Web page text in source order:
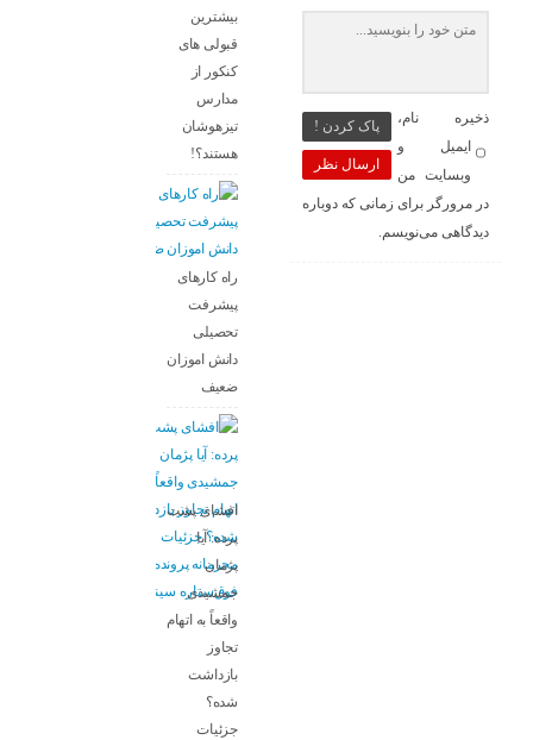
ارسال نظر
پاک کردن !
ذخیره نام،
ایمیل و
وبسایت من
در مرورگر برای زمانی که دوباره
دیدگاهی می‌نویسم.
بیشترین
قبولی های
کنکور از
مدارس
تیزهوشان
هستند؟!
راه کارهای
پیشرفت
تحصیلی
دانش اموزان
ضعیف
افشای پشت
پرده: آیا
پژمان
جمشیدی
واقعاً به اتهام
تجاوز
بازداشت
شده؟
جزئیات